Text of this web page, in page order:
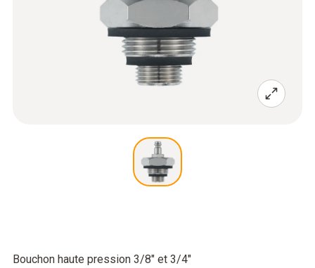
Bouchon haute pression 3/8" et 3/4"